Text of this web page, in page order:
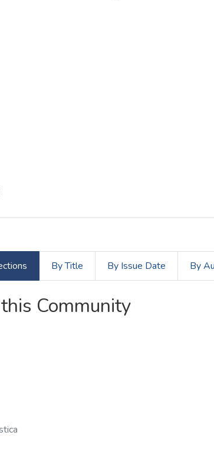
By Title By Issue Date By
Community